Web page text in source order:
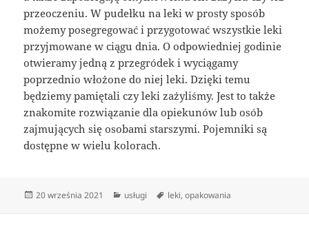
przeoczeniu. W pudełku na leki w prosty sposób
możemy posegregować i przygotować wszystkie leki
przyjmowane w ciągu dnia. O odpowiedniej godinie
otwieramy jedną z przegródek i wyciągamy
poprzednio włożone do niej leki. Dzięki temu
będziemy pamiętali czy leki zażyliśmy. Jest to także
znakomite rozwiązanie dla opiekunów lub osób
zajmujących się osobami starszymi. Pojemniki są
dostępne w wielu kolorach.
Data
20 września 2021 Kategorie
usługi Tagi
leki,opakowania